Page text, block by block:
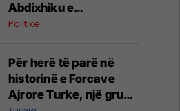
Abdixhiku e
konsideron si figurë
Politikë
Për herë të parë në
historinë e Forcave
Ajrore Turke, një grua